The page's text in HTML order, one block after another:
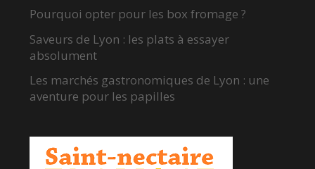
Pourquoi opter pour les box fromage ?
Saveurs de Lyon : les plats à essayer
absolument
Les marchés gastronomiques de Lyon : une
aventure pour les papilles